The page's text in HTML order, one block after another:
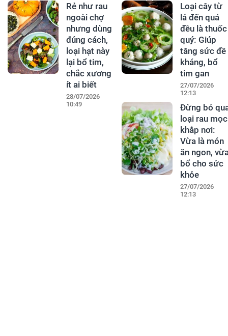
Rẻ như rau
ngoài chợ
nhưng dùng
đúng cách,
loại hạt này
lại bổ tim,
chắc xương
ít ai biết
28/07/2026
10:49
Loại cây từ
lá đến quả
đều là thuốc
quý: Giúp
tăng sức đề
kháng, bổ
tim gan
27/07/2026
12:13
Đừng bỏ
loại rau mọc
khắp nơi:
Vừa là món
ăn ngon,
bổ cho sức
khỏe
27/07/2026
12:13